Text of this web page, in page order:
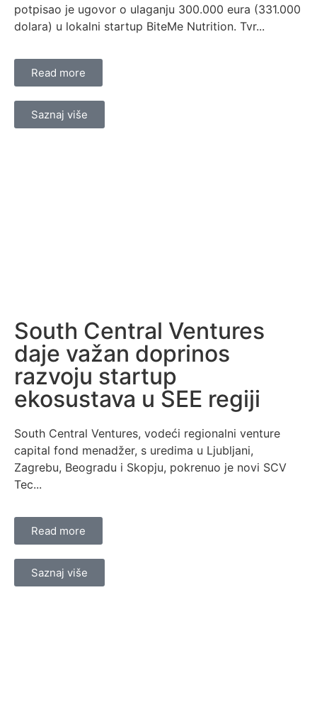
potpisao je ugovor o ulaganju 300.000 eura (331.000
dolara) u lokalni startup BiteMe Nutrition. Tvr...
Read more
Saznaj više
South Central Ventures
daje važan doprinos
razvoju startup
ekosustava u SEE regiji
South Central Ventures, vodeći regionalni venture
capital fond menadžer, s uredima u Ljubljani,
Zagrebu, Beogradu i Skopju, pokrenuo je novi SCV
Tec...
Read more
Saznaj više